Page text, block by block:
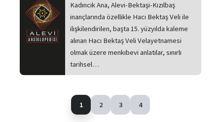
Kadıncık Ana, Alevi-Bektaşi-Kızılbaş
inançlarında özellikle Hacı Bektaş Veli ile
ilişkilendirilen, başta 15. yüzyılda kaleme
alınan Hacı Bektaş Veli Velayetnamesi
olmak üzere menkıbevi anlatılar, sınırlı
tarihsel…
1 2 3 4